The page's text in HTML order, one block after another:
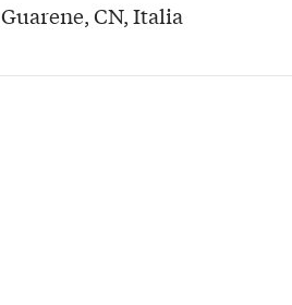
Guarene, CN, Italia